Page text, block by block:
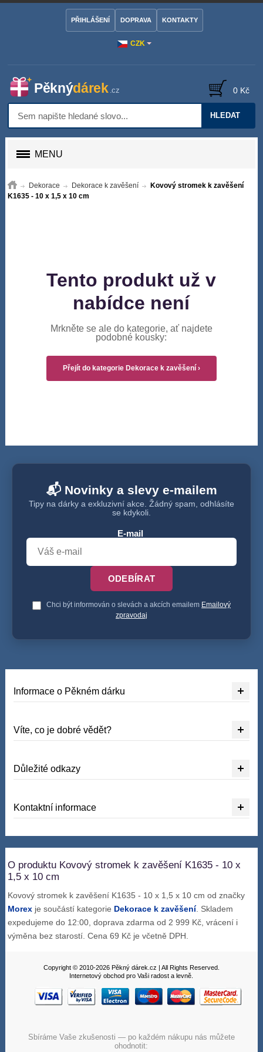
CZK
PŘIHLÁŠENÍ DOPRAVA KONTAKTY
HLEDAT
0 Kč
MENU
Dekorace Dekorace k zavěšení
Kovový stromek k zavěšení
K1635 - 10 x 1,5 x 10 cm
Tento produkt už v
nabídce není
Mrkněte se ale do kategorie, ať najdete
podobné kousky:
Přejít do kategorie Dekorace k zavěšení ›
📬 Novinky a slevy e-mailem
Tipy na dárky a exkluzivní akce. Žádný spam, odhlásíte
se kdykoli.
E-mail
ODEBÍRAT
Chci být informován o slevách a akcích emailem Emailový
zpravodaj
Informace o Pěkném dárku
Víte, co je dobré vědět?
Důležité odkazy
Kontaktní informace
O produktu Kovový stromek k zavěšení K1635 - 10 x
1,5 x 10 cm
Kovový stromek k zavěšení K1635 - 10 x 1,5 x 10 cm od značky
Morex je součástí kategorie Dekorace k zavěšení. Skladem
expedujeme do 12:00, doprava zdarma od 2 999 Kč, vrácení i
výměna bez starostí. Cena 69 Kč je včetně DPH.
Copyright © 2010-2026 Pěkný dárek.cz | All Rights Reserved.
Internetový obchod pro Vaši radost a levně.
Sbíráme Vaše zkušenosti — po každém nákupu nás můžete
ohodnotit: